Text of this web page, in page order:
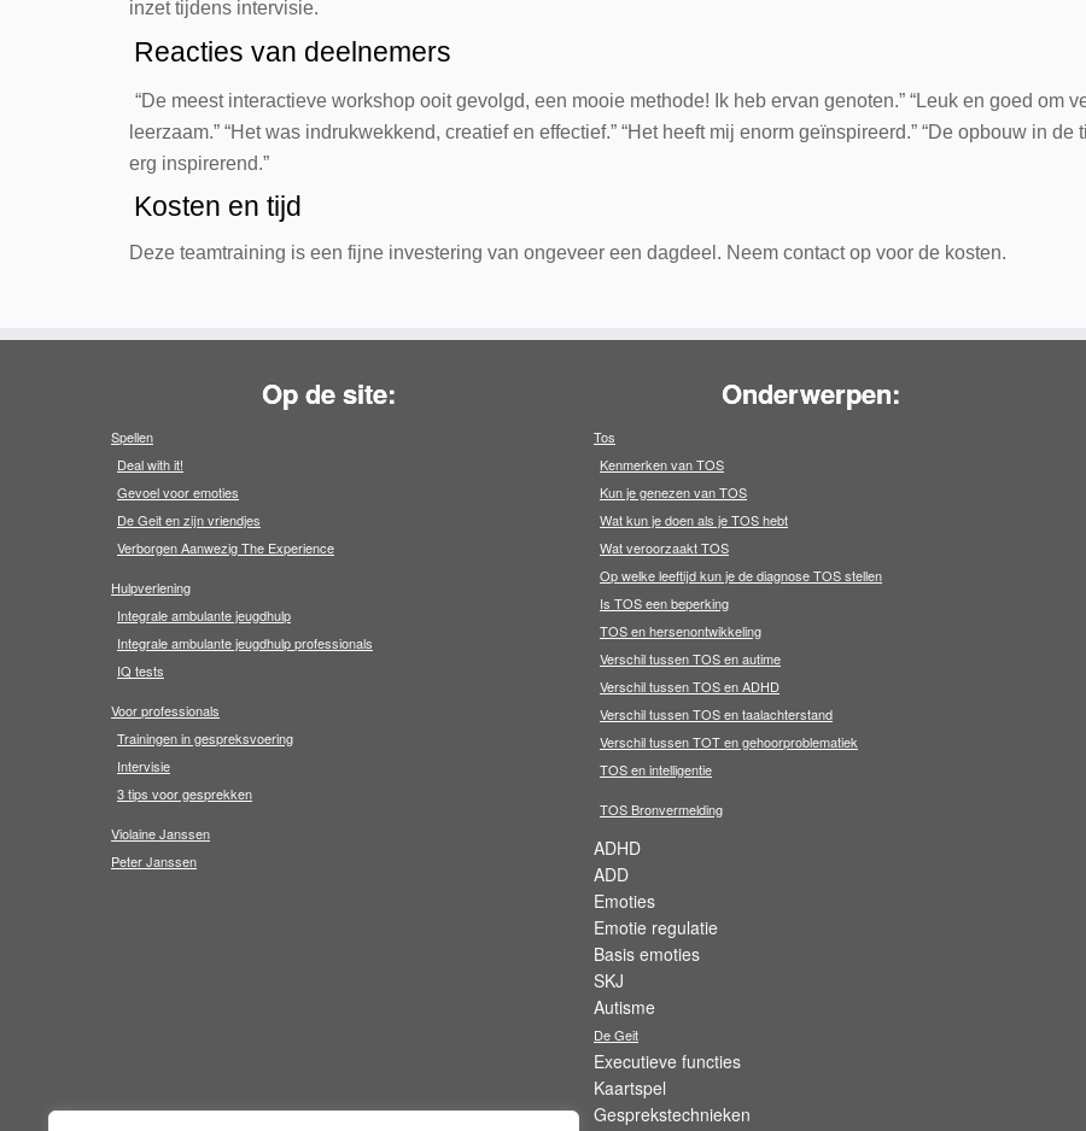
inzet tijdens intervisie.
Reacties van deelnemers
“De meest interactieve workshop ooit gevolgd, een mooie methode! Ik heb ervan genoten.” “Leuk en goed om
leerzaam.” “Het was indrukwekkend, creatief en effectief.” “Het heeft mij enorm geïnspireerd.” “De opbouw in
erg inspirerend.”
Kosten en tijd
Deze teamtraining is een fijne investering van ongeveer een dagdeel. Neem contact op voor de kosten.
Op de site:
Spellen
Deal with it!
Gevoel voor emoties
De Geit en zijn vriendjes
Verborgen Aanwezig The Experience
Hulpverlening
Integrale ambulante jeugdhulp
Integrale ambulante jeugdhulp professionals
IQ tests
Voor professionals
Trainingen in gespreksvoering
Intervisie
3 tips voor gesprekken
Violaine Janssen
Peter Janssen
Onderwerpen:
Tos
Kenmerken van TOS
Kun je genezen van TOS
Wat kun je doen als je TOS hebt
Wat veroorzaakt TOS
Op welke leeftijd kun je de diagnose TOS stellen
Is TOS een beperking
TOS en hersenontwikkeling
Verschil tussen TOS en autime
Verschil tussen TOS en ADHD
Verschil tussen TOS en taalachterstand
Verschil tussen TOT en gehoorproblematiek
TOS en intelligentie
TOS Bronvermelding
ADHD
ADD
Emoties
Emotie regulatie
Basis emoties
SKJ
Autisme
De Geit
Executieve functies
Kaartspel
Gesprekstechnieken